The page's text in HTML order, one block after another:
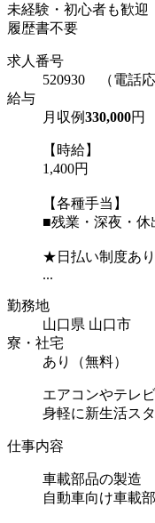
未経験・初心者も歓迎
履歴書不要
求人番号
520930 （電話応
給与
月収例330,000円
【時給】
1,400円
【各種手当】
■残業・深夜・休
★日払い制度あ
...
勤務地
山口県 山口市
寮・社宅
あり（無料）
エアコンやテレ
身軽に新生活ス
仕事内容
車載部品の製造
自動車向け車載